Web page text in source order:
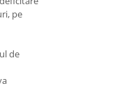
pe
de